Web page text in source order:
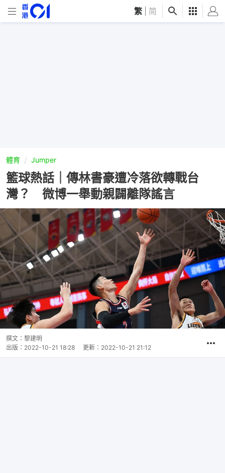
繁 简
體育 Jumper
籃球熱話｜傳林書豪遭冷落欲轉戰台
灣？ 微博一舉動親闢離隊謠言
撰文： 黎建明
出版： 2022-10-21 18:28 更新： 2022-10-21 21:12